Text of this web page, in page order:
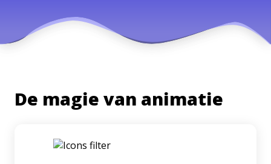
De magie van animatie